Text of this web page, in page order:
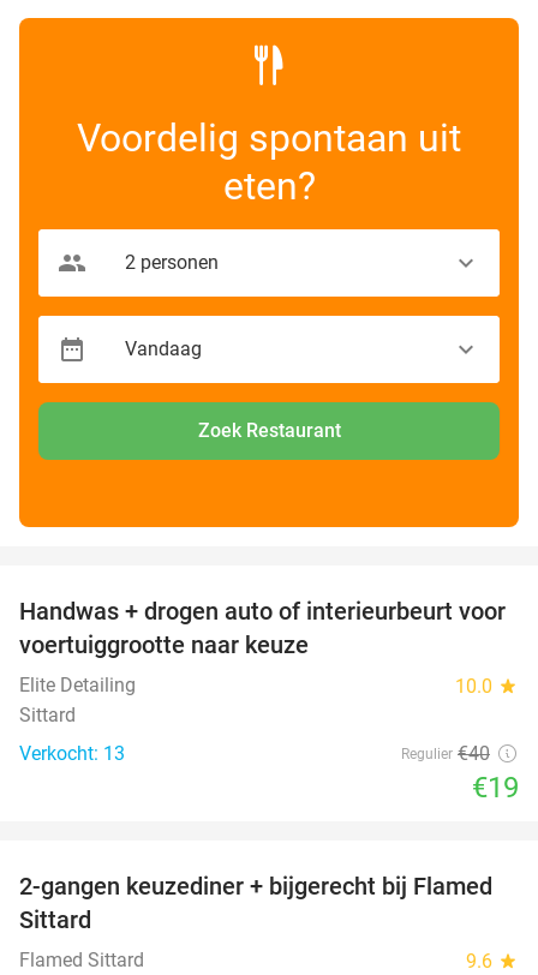
Voordelig spontaan uit
eten?
Zoek Restaurant
53%
Handwas + drogen auto of interieurbeurt voor
voertuiggrootte naar keuze
Elite Detailing 10.0 star
Sittard
Verkocht: 13
Regulier €40
€19
31%
2-gangen keuzediner + bijgerecht bij Flamed
Sittard
Flamed Sittard 9.6 star